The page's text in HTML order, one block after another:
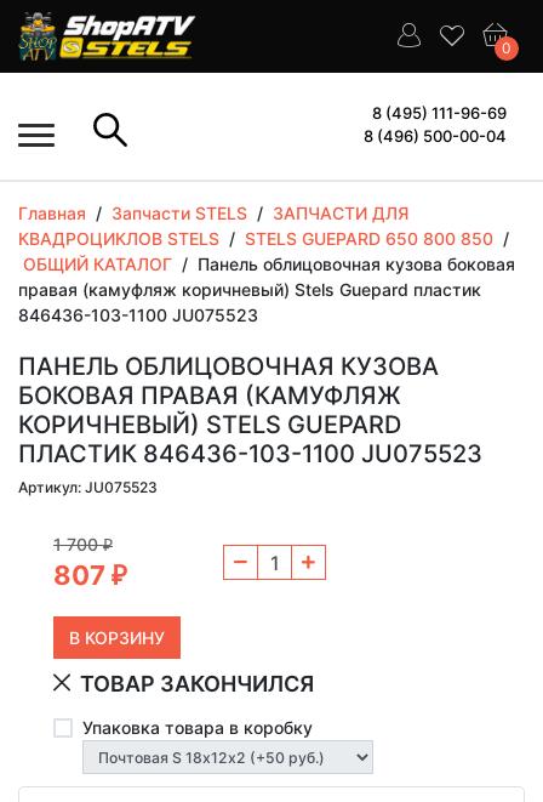
0
8 (495) 111-96-69
8 (496) 500-00-04
Главная / Запчасти STELS / ЗАПЧАСТИ ДЛЯ
КВАДРОЦИКЛОВ STELS / STELS GUEPARD 650 800 850 /
ОБЩИЙ КАТАЛОГ / Панель облицовочная кузова боковая
правая (камуфляж коричневый) Stels Guepard пластик
846436-103-1100 JU075523
ПАНЕЛЬ ОБЛИЦОВОЧНАЯ КУЗОВА
БОКОВАЯ ПРАВАЯ (КАМУФЛЯЖ
КОРИЧНЕВЫЙ) STELS GUEPARD
ПЛАСТИК 846436-103-1100 JU075523
Артикул: JU075523
1 700₽
807 ₽
ТОВАР ЗАКОНЧИЛСЯ
Упаковка товара в коробку